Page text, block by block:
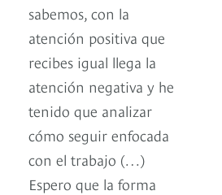
sabemos, con la
atención positiva que
recibes igual llega la
atención negativa y he
tenido que analizar
cómo seguir enfocada
con el trabajo (…)
Espero que la forma